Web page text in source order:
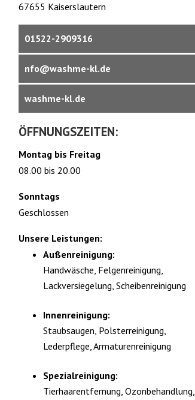
67655 Kaiserslautern
01522-2909316
nfo@washme-kl.de
washme-kl.de
ÖFFNUNGSZEITEN:
Montag bis Freitag
08.00 bis 20.00
Sonntags
Geschlossen
Unsere Leistungen:
Außenreinigung:
Handwäsche, Felgenreinigung,
Lackversiegelung, Scheibenreinigung
Innenreinigung:
Staubsaugen, Polsterreinigung,
Lederpflege, Armaturenreinigung
Spezialreinigung:
Tierhaarentfernung, Ozonbehandlung,